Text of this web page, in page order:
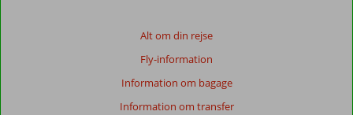
Alt om din rejse
Fly-information
Information om bagage
Information om transfer